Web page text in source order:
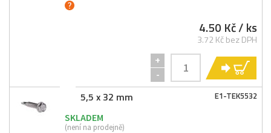
4.50 Kč/ ks
3.72 Kč bez DPH
+
-
E1-TEK5532
5,5 x 32 mm
SKLADEM
(není na prodejně)